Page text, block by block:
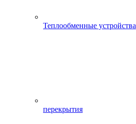
Теплообменные устройства
перекрытия